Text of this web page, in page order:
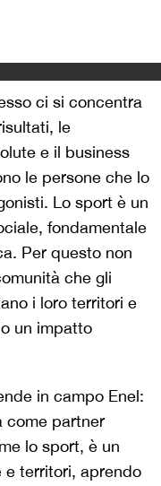
ci si concentra
le
e il business
le persone che lo
Lo sport è un
fondamentale
Per questo non
che gli
i loro territori e
un impatto
in campo Enel:
come partner
lo sport, è un
e territori, aprendo